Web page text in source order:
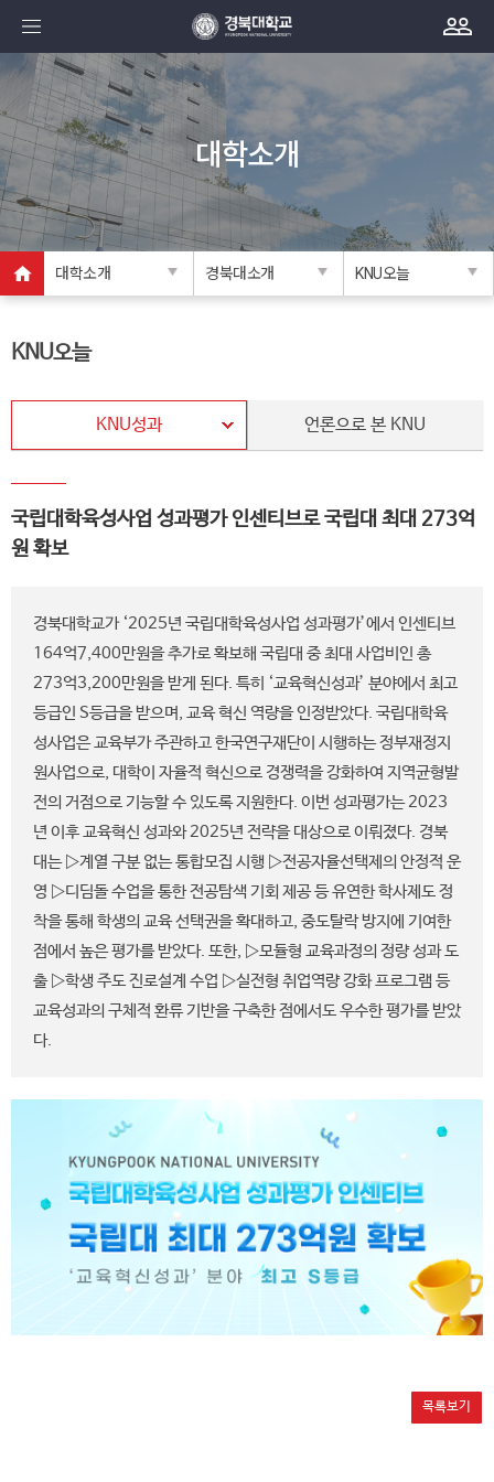
대학소개
대학소개 경북대소개 KNU오늘
KNU오늘
KNU성과 언론으로 본 KNU
국립대학육성사업 성과평가 인센티브로 국립대 최대 273억
원 확보
경북대학교가 ‘2025년 국립대학육성사업 성과평가’에서 인센티브
164억7,400만원을 추가로 확보해 국립대 중 최대 사업비인 총
273억3,200만원을 받게 된다. 특히 ‘교육혁신성과’ 분야에서 최고
등급인 S등급을 받으며, 교육 혁신 역량을 인정받았다. 국립대학육
성사업은 교육부가 주관하고 한국연구재단이 시행하는 정부재정지
원사업으로, 대학이 자율적 혁신으로 경쟁력을 강화하여 지역균형발
전의 거점으로 기능할 수 있도록 지원한다. 이번 성과평가는 2023
년 이후 교육혁신 성과와 2025년 전략을 대상으로 이뤄졌다. 경북
대는 ▷계열 구분 없는 통합모집 시행 ▷전공자율선택제의 안정적 운
영 ▷디딤돌 수업을 통한 전공탐색 기회 제공 등 유연한 학사제도 정
착을 통해 학생의 교육 선택권을 확대하고, 중도탈락 방지에 기여한
점에서 높은 평가를 받았다. 또한, ▷모듈형 교육과정의 정량 성과 도
출 ▷학생 주도 진로설계 수업 ▷실전형 취업역량 강화 프로그램 등
교육성과의 구체적 환류 기반을 구축한 점에서도 우수한 평가를 받았
다.
목록보기